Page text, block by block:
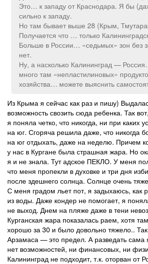
Это… к западу от Краснодара. Я бы
сильно к западу.
Но там бывает выше 28 (Крым,
Получается что … только
Больше в России… «седьмых» зон без
нет.
Ну, а насколько Калининград —
много там «непластилиновых»
хозяйства… можете выяснить
Из Крыма я сейчас как раз и пишу)
возможность свозить сюда ребенка. Так
я поняла четко, что никогда, ни при каких
на юг. Сгоряча решила даже, что никогда
на юг отдыхать, даже на неделю. Причем
у нас в Кургане была страшная жара. Но
я и не знала. Тут адское ПЕКЛО. У меня
что меня пропекли в духовке и три дня
после здешнего солнца. Солнце очень
С меня градом льет пот, я задыхаюсь, как
из воды. Даже кондер не помогает, я
не выход. Днем на пляже даже в тени
Курганская жара показалась раем, хотя
хорошо за 30 и было довольно тяжело..
Арзамаса — это предел. А разведать сама
нет возможностей, ни финансовых, ни
Калининград не подходит, т.к. оторван от